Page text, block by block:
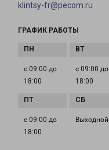
klintsy-fr@pecom.ru
ГРАФИК РАБОТЫ
с 09:00 до
18:00
с 09:00 до
18:00
с 09:00 до
18:00
Выходной